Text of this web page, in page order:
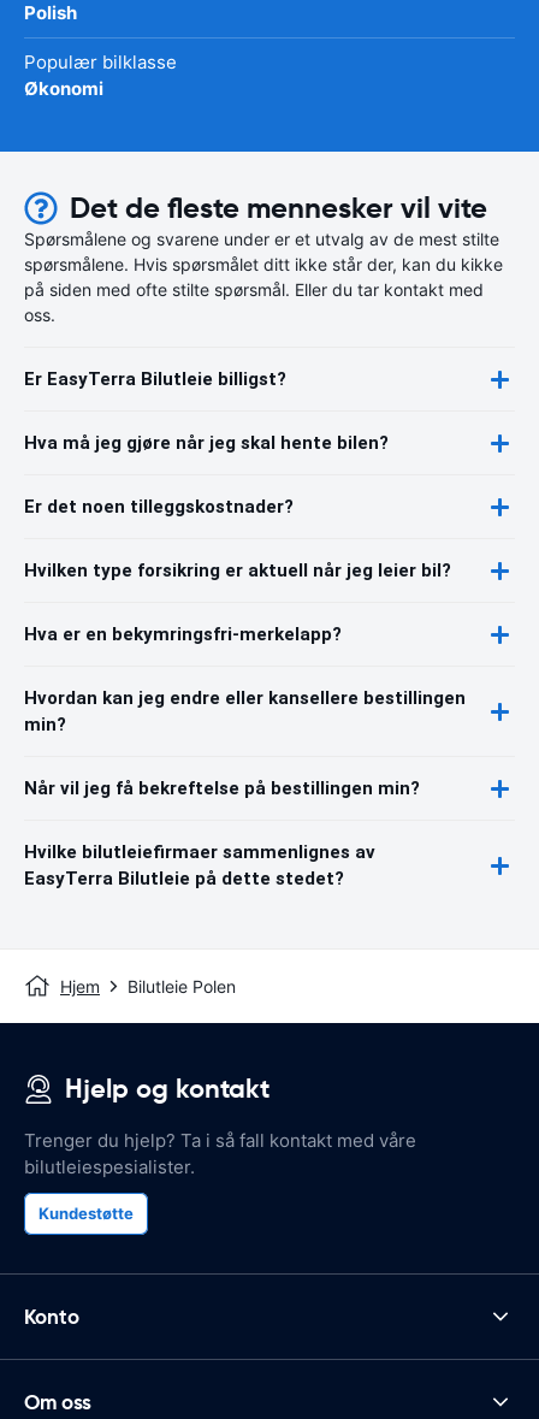
Polish
Populær bilklasse
Økonomi
Det de fleste mennesker vil vite
Spørsmålene og svarene under er et utvalg av de mest stilte
spørsmålene. Hvis spørsmålet ditt ikke står der, kan du kikke
på siden med ofte stilte spørsmål. Eller du tar kontakt med
oss.
Er EasyTerra Bilutleie billigst?
Hva må jeg gjøre når jeg skal hente bilen?
Er det noen tilleggskostnader?
Hvilken type forsikring er aktuell når jeg leier bil?
Hva er en bekymringsfri-merkelapp?
Hvordan kan jeg endre eller kansellere bestillingen
min?
Når vil jeg få bekreftelse på bestillingen min?
Hvilke bilutleiefirmaer sammenlignes av
EasyTerra Bilutleie på dette stedet?
Hjem Bilutleie Polen
Hjelp og kontakt
Trenger du hjelp? Ta i så fall kontakt med våre
bilutleiespesialister.
Kundestøtte
Konto
Om oss